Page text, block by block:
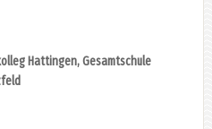
Hattingen, Gesamtschule